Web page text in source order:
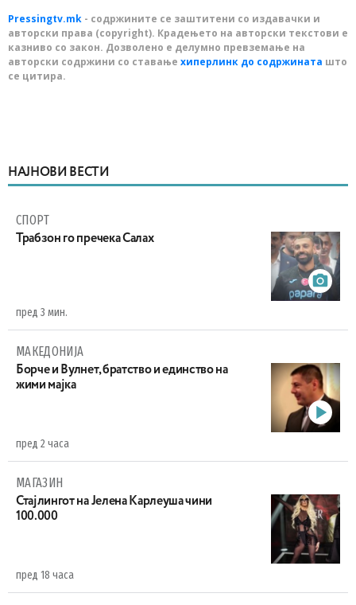
Pressingtv.mk - содржините се заштитени со издавачки и
авторски права (copyright). Крадењето на авторски текстови е
казниво со закон. Дозволено е делумно превземање на
авторски содржини со ставање хиперлинк до содржината што
се цитира.
НАЈНОВИ ВЕСТИ
СПОРТ
Трабзон го пречека Салах
пред 3 мин.
МАКЕДОНИЈА
Борче и Вулнет, братство и единство на
жими мајка
пред 2 часа
МАГАЗИН
Стајлингот на Јелена Карлеуша чини
100.000
пред 18 часа